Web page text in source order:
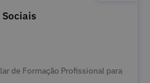
de Formação Profissional para